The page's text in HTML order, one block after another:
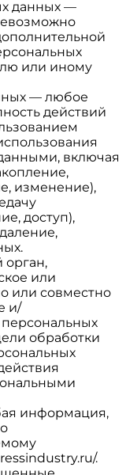
данных —
или иному
— любое
действий
включая
изменение),
доступ),
орган,
или
или совместно
и/
обработки
информация,
.